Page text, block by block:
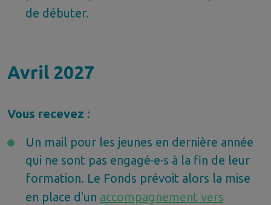
de débuter.
Avril 2027
Vous recevez :
Un mail pour les jeunes en dernière année
qui ne sont pas engagé·e·s à la fin de leur
formation. Le Fonds prévoit alors la mise
en place d'un accompagnement vers